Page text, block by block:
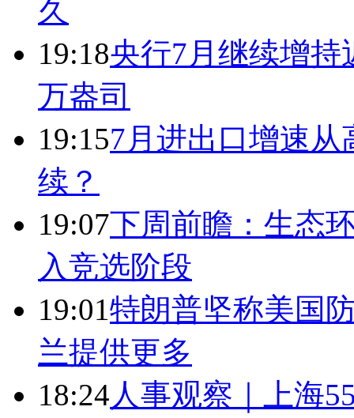
久
19:18央行7月继续增持
万盎司
19:157月进出口增速
续？
19:07下周前瞻：生态
入竞选阶段
19:01特朗普坚称美国
兰提供更多
18:24人事观察｜上海